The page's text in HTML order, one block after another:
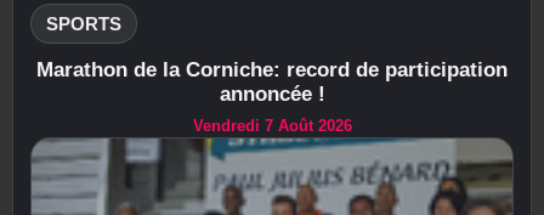
SPORTS
Marathon de la Corniche: record de participation
annoncée !
Vendredi 7 Août 2026